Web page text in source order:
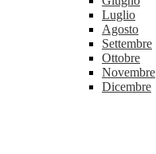
Luglio
Agosto
Settembre
Ottobre
Novembre
Dicembre